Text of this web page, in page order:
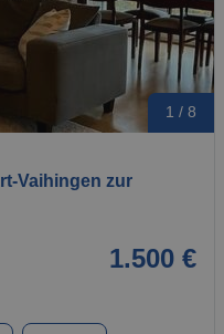
1 / 8
Vaihingen zur
1.500 €